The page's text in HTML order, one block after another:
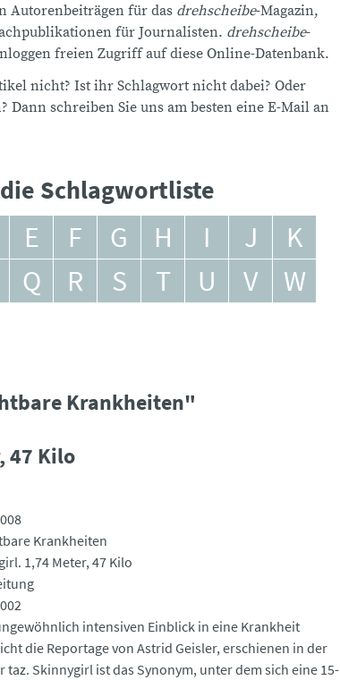
Autorenbeiträgen für das drehscheibe-Magazin,
für Journalisten. drehscheibe-
freien Zugriff auf diese Online-Datenbank.
nicht? Ist ihr Schlagwort nicht dabei? Oder
Dann schreiben Sie uns am besten eine E-Mail an
Schlagwortliste
E F G H I J
K
Q R S T U V
W
Krankheiten"
47 Kilo
Krankheiten
1,74 Meter, 47 Kilo
intensiven Einblick in eine Krankheit
die Reportage von Astrid Geisler, erschienen in der
taz. Skinnygirl ist das Synonym, unter dem sich eine 15-